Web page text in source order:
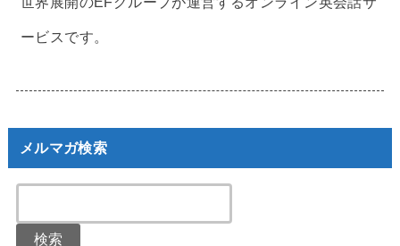
ービスです。
メルマガ検索